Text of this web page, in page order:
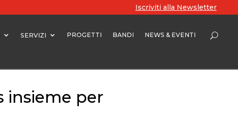
Iscriviti alla Newsletter
SERVIZI PROGETTI BANDI NEWS & EVENTI
insieme per